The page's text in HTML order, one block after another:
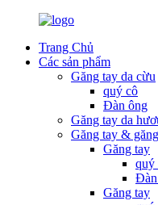
Trang Chủ
Các sản phẩm
Găng tay da cừu
quý cô
Đàn ông
Găng tay da
Găng tay &
Găng tay
quý
Găng tay